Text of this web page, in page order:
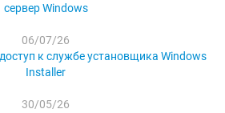
сервер Windows
06/07/26
к службе установщика Windows
Installer
30/05/26